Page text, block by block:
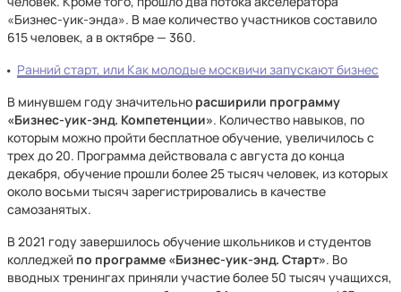
«Бизнес-уик-энда». В мае количество участников составило
615 человек, а в октябре — 360.
Ранний старт, или Как молодые москвичи запускают бизнес
В минувшем году значительно расширили программу
«Бизнес-уик-энд. Компетенции». Количество навыков, по
которым можно пройти бесплатное обучение, увеличилось с
трех до 20. Программа действовала с августа до конца
декабря, обучение прошли более 25 тысяч человек, из которых
около восьми тысяч зарегистрировались в качестве
самозанятых.
В 2021 году завершилось обучение школьников и студентов
колледжей по программе «Бизнес-уик-энд. Старт». Во
вводных тренингах приняли участие более 50 тысяч учащихся,